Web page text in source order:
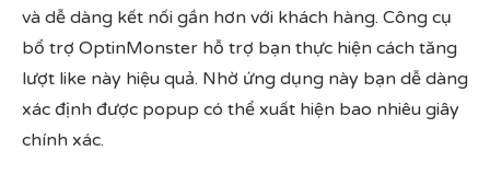
và dễ dàng kết nối gần hơn với khách hàng. Công cụ
bổ trợ OptinMonster hỗ trợ bạn thực hiện cách tăng
lượt like này hiệu quả. Nhờ ứng dụng này bạn dễ dàng
xác định được popup có thể xuất hiện bao nhiêu giây
chính xác.